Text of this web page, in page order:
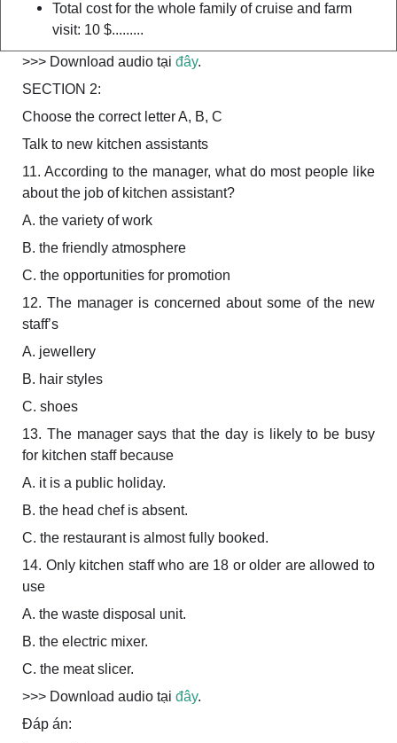
Total cost for the whole family of cruise and farm
visit: 10 $.........
>>> Download audio tại đây.
SECTION 2:
Choose the correct letter A, B, C
Talk to new kitchen assistants
11. According to the manager, what do most people like
about the job of kitchen assistant?
A. the variety of work
B. the friendly atmosphere
C. the opportunities for promotion
12. The manager is concerned about some of the new
staff’s
A. jewellery
B. hair styles
C. shoes
13. The manager says that the day is likely to be busy
for kitchen staff because
A. it is a public holiday.
B. the head chef is absent.
C. the restaurant is almost fully booked.
14. Only kitchen staff who are 18 or older are allowed to
use
A. the waste disposal unit.
B. the electric mixer.
C. the meat slicer.
>>> Download audio tại đây.
Đáp án: